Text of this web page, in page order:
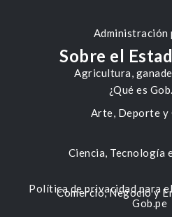
Administración
Agricultura,
Arte, Deporte y
Ciencia, Tecnología
Comercio, Negocio y
Sobre el
¿Qué es
Política de privacidad para
Gob.pe